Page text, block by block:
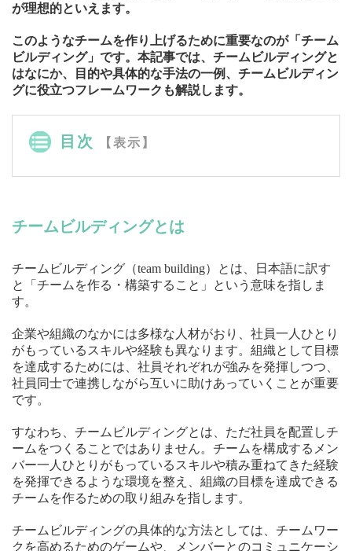
が理想的といえます。
このようなチームを作り上げるために重要なのが「チーム
ビルディング」です。本記事では、チームビルディングと
はなにか、目的や具体的な手法の一例、チームビルディン
グに役立つフレームワークも解説します。
目次 【表示】
チームビルディングとは
チームビルディング（team building）とは、日本語に訳す
と「チームを作る・構築すること」という意味を指しま
す。
企業や組織のなかには多様な人材がおり、社員一人ひとり
がもっているスキルや経験も異なります。組織として目標
を達成するためには、社員それぞれが強みを発揮しつつ、
社員同士で連携しながら互いに助けあっていくことが重要
です。
すなわち、チームビルディングとは、ただ社員を配置しチ
ームをつくることではありません。チームを構成するメン
バー一人ひとりがもっているスキルや積み重ねてきた経験
を発揮できるような環境を整え、組織の目標を達成できる
チームを作るための取り組みを指します。
チームビルディングの具体的な方法としては、チームワー
クを高めるためのゲームや、メンバーとのコミュニケーシ